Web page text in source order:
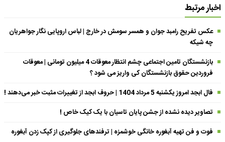
اخبار مرتبط
عکس تفریح رامبد جوان و همسر سومش در خارج | لباس اروپایی نگار جواهریان
چه شیکه
بازنشستگان تامین اجتماعی چشم انتظار معوقات 4 میلیون تومانی | معوقات
فروردین حقوق بازنشستگان کی واریز می شود ؟
فال ابجد امروز یکشنبه 5 مرداد 1404 | حروف ابجد از تغییرات مثبت خبر می‌دهند !
تصاویر دیده نشده از جشن پایان تاسیان با یک کیک خاص !
فوت و فن تهیه آبغوره خانگی خوشمزه | ترفندهای جلوگیری از کپک زدن آبغوره